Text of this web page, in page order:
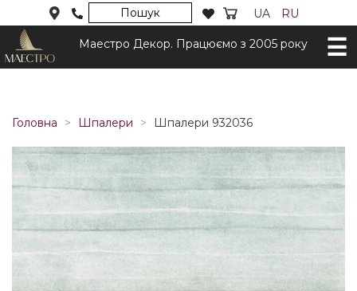
Пошук UA RU
Маестро Декор. Працюємо з 2005 року
Головна Шпалери Шпалери 932036